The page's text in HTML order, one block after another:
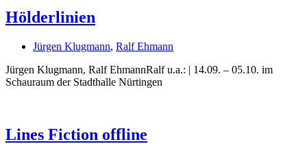
Uli Rothfuss
Hölderlinien
Jürgen Klugmann, Ralf Ehmann
Jürgen Klugmann, Ralf EhmannRalf u.a.: | 14.09. – 05.10. im
Schauraum der Stadthalle Nürtingen
Lines Fiction offline